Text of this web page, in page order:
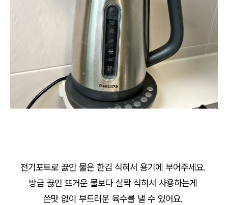
전기포트로 끓인 물은 한김 식혀서 용기에 부어주세요.
방금 끓인 뜨거운 물보다 살짝 식혀서 사용하는게
쓴맛 없이 부드러운 육수를 낼 수 있어요.